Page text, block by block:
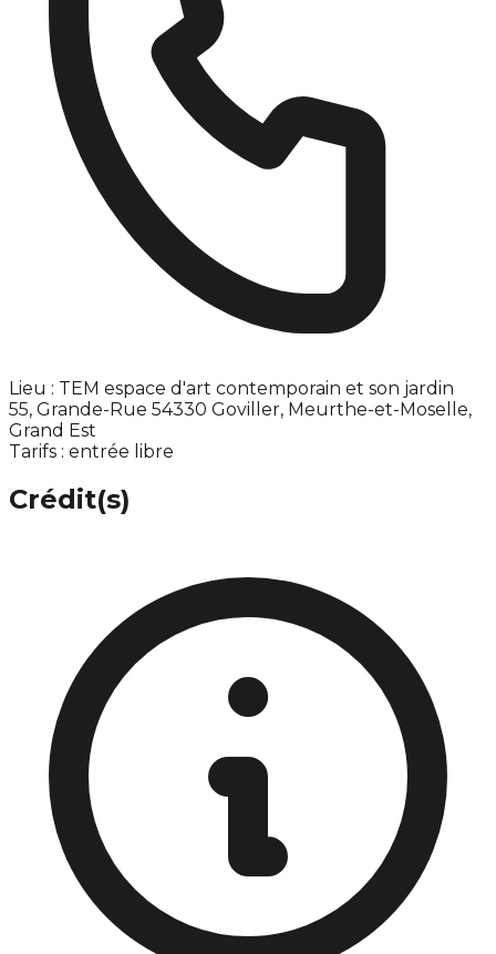
Lieu : TEM espace d'art contemporain et son jardin
55, Grande-Rue 54330 Goviller, Meurthe-et-Moselle,
Grand Est
Tarifs : entrée libre
Crédit(s)